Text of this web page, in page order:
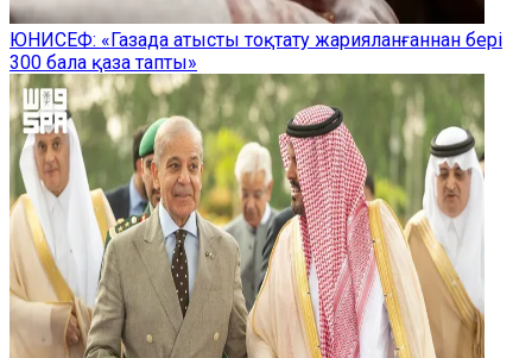
ЮНИСЕФ: «Газада атысты тоқтату жарияланғаннан бері
300 бала қаза тапты»